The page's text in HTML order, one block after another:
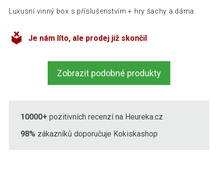
Luxusní vinný box s příslušenstvím + hry šachy a dáma.
Je nám líto, ale prodej již skončil
Zobrazit podobné produkty
10000+ pozitivních recenzí na Heureka.cz
98% zákazníků doporučuje Kokiskashop